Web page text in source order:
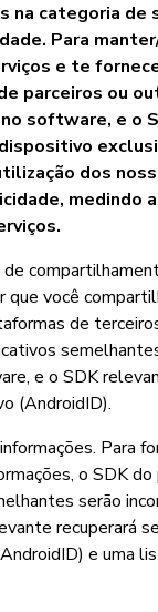
na categoria de
Para
e te
parceiros ou
software, e o
dos
medindo
que você
de
e o SDK
(AndroidID).
Para
o SDK do
serão
recuperará
e uma